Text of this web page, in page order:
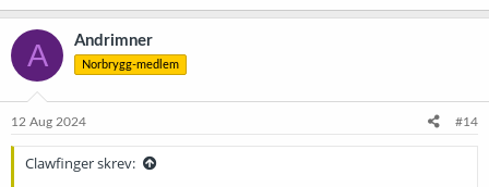
A Andrimner
Norbrygg-medlem
12 Aug 2024 #14
Clawfinger skrev: